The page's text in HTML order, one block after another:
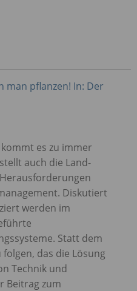
man pflanzen! In: Der
es zu immer
auch die Land­
Diskutiert
werden im
Statt dem
das die Lösung
Technik und
Beitrag zum